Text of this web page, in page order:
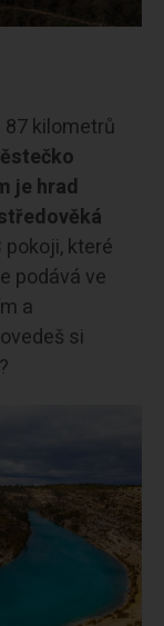
kilometrů
je hrad
které
podává ve
a
si